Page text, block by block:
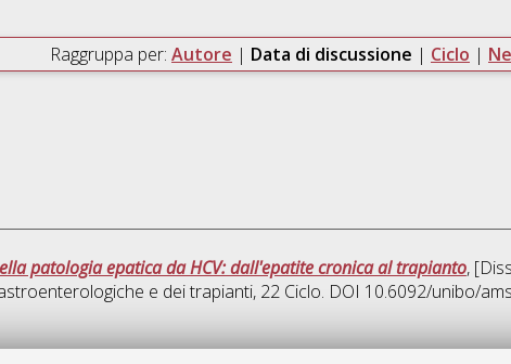
Raggruppa per: Autore | Data di discussione | Ciclo |
patologia epatica da HCV: dall'epatite cronica al trapianto,
e dei trapianti, 22 Ciclo. DOI 10.6092/unibo/